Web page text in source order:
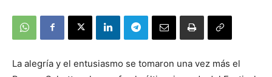
La alegría y el entusiasmo se tomaron una vez más el